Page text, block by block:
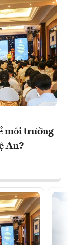
môi trường
An?